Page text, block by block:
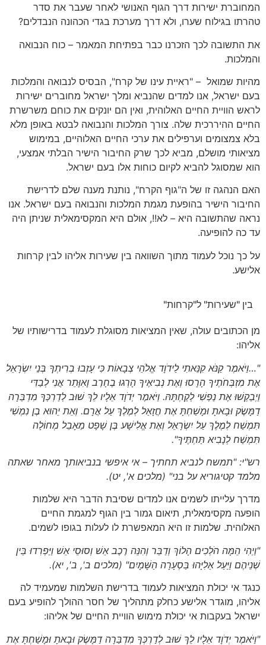
המחוברת ישירות דרך הגוף האנושי לאחר שעבר את סדר
טהרתו בגילוח שערו, ולא דרך מערכת בגדי הכהונה הנבדלים?
את התשובה לכך הזכרנו כבר בפתיחת המאמר – כוח הנבואה
והמלכות.
מהיות שמואל – "ראיית עינו של קרח", הבסיס לנבואה והמלכות
בעם ישראל, אנו למדים שהנביא ומלך ישראל מחוברים ישירות
לראש הוויית החיים האלוהית, ואין הם יונקים את כוחם משרשרת
החיים ההיררכית שלה. צורך המלכות והנבואה לבטא באופן מלא
בלא צמצומים וערפילים את ערכי החיים האלוהיים, במימוש
מציאותי מושלם, מביא לכך שרק החיבור הישיר הבלתי אמצעי,
הוא שמסוגל להביא לקיום כוחות אלו בעם ישראל.
האם הנהגה זו של ה"גוף הקרח", נותנת מענה שלם לדרישת
החיבור הישיר בהופעת מגמת המלכות והנבואה בעם ישראל. אנו
נראה שהתשובה היא – לא!!, אולם היא המקסימאלית שניתן היה
עד כה להופיעה.
על כך נוכל לעמוד מתוך השוואה בין שעירות אליהו לבין קרחות
אלישע.
בין "שעירות" ל"קרחות"
מן הכתובים עולה, שאין המציאות מסוגלת לעמוד בדרישותיו של
אליהו:
"…וַיֹּאמֶר קַנֹּא קִנֵּאתִי לַידֹוָד אֱלֹהֵי צְבָאוֹת כִּי עָזְבוּ בְרִיתְךָ בְּנֵי יִשְׂרָאֵל
אֶת מִזְבְּחֹתֶיךָ הָרָסוּ וְאֶת נְבִיאֶיךָ הָרְגוּ בֶחָרֶב וָאִוָּתֵר אֲנִי לְבַדִּי
וַיְבַקְשׁוּ אֶת נַפְשִׁי לְקַחְתָּהּ. וַיֹּאמֶר יְדֹוָד אֵלָיו לֵךְ שׁוּב לְדַרְכְּךָ מִדְבַּרָה
דַמָּשֶׂק וּבָאתָ וּמָשַׁחְתָּ אֶת חֲזָאֵל לְמֶלֶךְ עַל אֲרָם. וְאֵת יֵהוּא בֶן נִמְשִׁי
תִּמְשַׁח לְמֶלֶךְ עַל יִשְׂרָאֵל וְאֶת אֱלִישָׁע בֶּן שָׁפָט מֵאָבֵל מְחוֹלָה
תִּמְשַׁח לְנָבִיא תַּחְתֶּיךָ".
רש"י: "תמשח לנביא תחתיך – אי איפשי בנביאותך מאחר שאתה
מלמד קטיגוריא על בני" (מלכים א', יט).
מדרך עלייתו לשמים אנו למדים שסיבת הדבר היא שלמות
הופעה מקסימאלית, תיאום גמור בין הגוף למגמת החיים
האלוהית. שלמות זו היא המאפשרת לו לעלות בגופו לשמים.
"וַיְהִי הֵמָּה הֹלְכִים הָלוֹךְ וְדַבֵּר וְהִנֵּה רֶכֶב אֵשׁ וְסוּסֵי אֵשׁ וַיַּפְרִדוּ בֵּין
שְׁנֵיהֶם וַיַּעַל אֵלִיָּהוּ בַּסְעָרָה הַשָּׁמָיִם" (מלכים ב', ב', יא).
כנגד אי יכולת המציאות לעמוד בדרישת השלמות שמעמיד לה
אליהו, מוגדר אלישע כחלק מתהליך של חסר ההולך להופיע בעם
ישראל בעקבות אי יכולת מימוש הוויית החיים של אליהו:
"וַיֹּאמֶר יְדֹוָד אֵלָיו לֵךְ שׁוּב לְדַרְכְּךָ מִדְבַּרָה דַמָּשֶׂק וּבָאתָ וּמָשַׁחְתָּ אֶת